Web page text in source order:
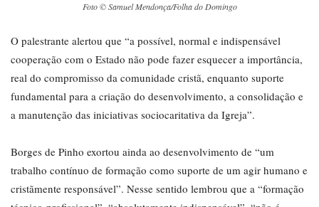
Foto © Samuel Mendonça/Folha do Domingo
O palestrante alertou que “a possível, normal e indispensável
cooperação com o Estado não pode fazer esquecer a importância,
real do compromisso da comunidade cristã, enquanto suporte
fundamental para a criação do desenvolvimento, a consolidação e
a manutenção das iniciativas sociocaritativa da Igreja”.
Borges de Pinho exortou ainda ao desenvolvimento de “um
trabalho contínuo de formação como suporte de um agir humano e
cristãmente responsável”. Nesse sentido lembrou que a “formação